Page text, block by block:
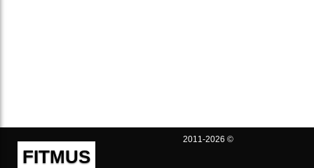
FITMUS
2011-2026 ©